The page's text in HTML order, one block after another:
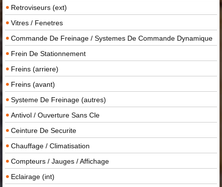
Retroviseurs (ext)
Vitres / Fenetres
Commande De Freinage / Systemes De Commande Dynamique
Frein De Stationnement
Freins (arriere)
Freins (avant)
Systeme De Freinage (autres)
Antivol / Ouverture Sans Cle
Ceinture De Securite
Chauffage / Climatisation
Compteurs / Jauges / Affichage
Eclairage (int)